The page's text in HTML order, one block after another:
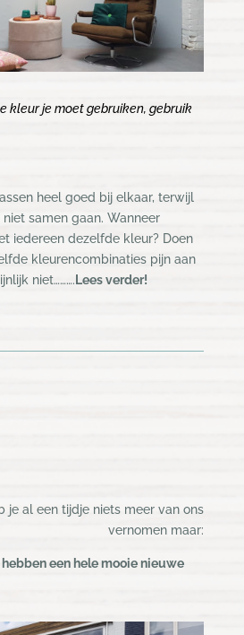
kleur je moet gebruiken, gebruik
heel goed bij elkaar, terwijl
samen gaan. Wanneer
iedereen dezelfde kleur? Doen
kleurencombinaties pijn aan
niet………. Lees verder!
je al een tijdje niets meer van ons
vernomen maar:
een hele mooie nieuwe